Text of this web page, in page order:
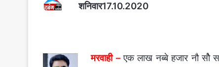
शनिवार17.10.2020
मरवाही – एक लाख नब्बे हजार नौ सोै